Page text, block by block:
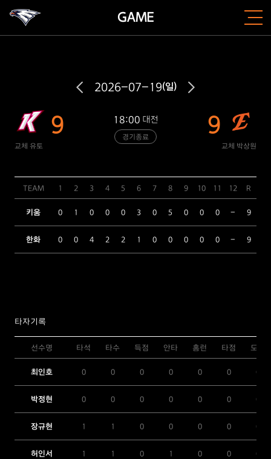
GAME
2026-07-19(일)
9
교체 유토
18:00 대전
경기종료 9
교체 박상원
TEAM 1 2 3 4 5 6 7 8 9 10 11 12 R
키움 0 1 0 0 0 3 0 5 0 0 0 - 9
한화 0 0 4 2 2 1 0 0 0 0 0 - 9
타자기록
선수명 타석 타수 득점 안타 홈런 타점 도루
최인호 0 0 0 0 0 0 0
박정현 0 0 0 0 0 0 0
장규현 1 1 0 0 0 0 0
허인서 1 1 0 1 0 0 0